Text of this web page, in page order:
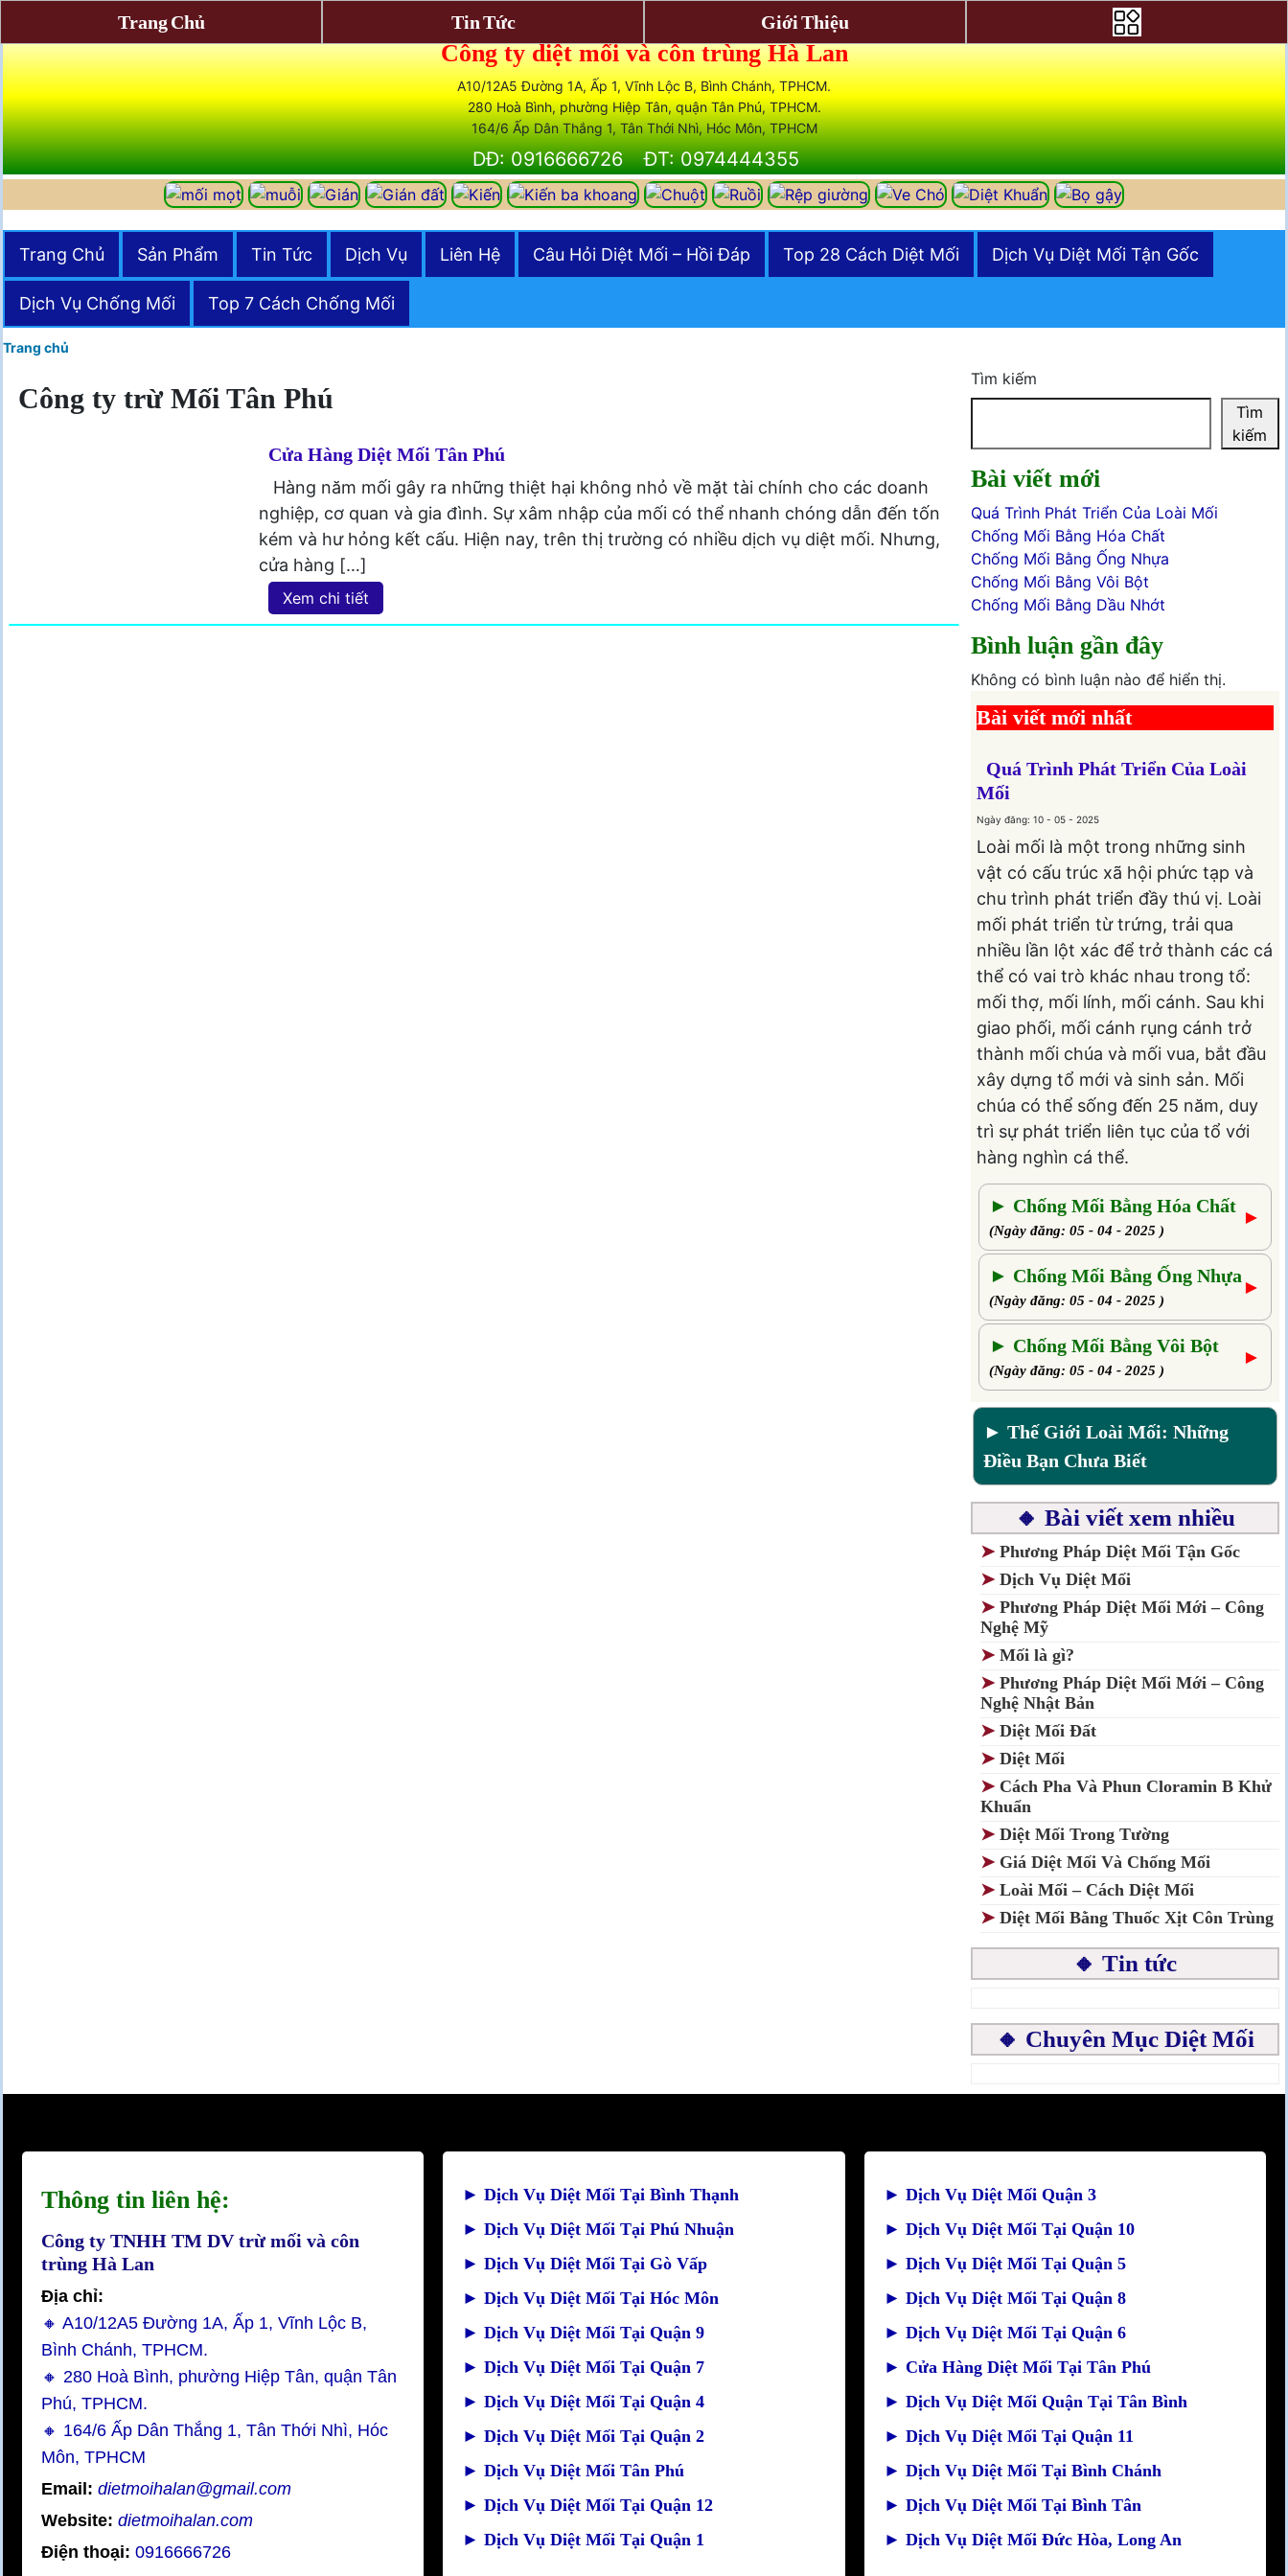
Công ty diệt mối và côn trùng Hà Lan
A10/12A5 Đường 1A, Ấp 1, Vĩnh Lộc B, Bình Chánh, TPHCM.
280 Hoà Bình, phường Hiệp Tân, quận Tân Phú, TPHCM.
164/6 Ấp Dân Thắng 1, Tân Thới Nhì, Hóc Môn, TPHCM
DĐ: 0916666726 ĐT: 0974444355
Trang Chủ Sản Phẩm Tin Tức Dịch Vụ Liên Hệ Câu Hỏi Diệt Mối – Hồi Đáp Top 28 Cách Diệt Mối Dịch Vụ Diệt Mối Tận Gốc
Dịch Vụ Chống Mối Top 7 Cách Chống Mối
Trang chủ
Công ty trừ Mối Tân Phú
Cửa Hàng Diệt Mối Tân Phú
Hàng năm mối gây ra những thiệt hại không nhỏ về mặt tài chính cho các doanh
nghiệp, cơ quan và gia đình. Sự xâm nhập của mối có thể nhanh chóng dẫn đến tốn
kém và hư hỏng kết cấu. Hiện nay, trên thị trường có nhiều dịch vụ diệt mối. Nhưng,
cửa hàng […]
Xem chi tiết
Tìm kiếm
Tìm
kiếm
Bài viết mới
Quá Trình Phát Triển Của Loài Mối
Chống Mối Bằng Hóa Chất
Chống Mối Bằng Ống Nhựa
Chống Mối Bằng Vôi Bột
Chống Mối Bằng Dầu Nhớt
Bình luận gần đây
Không có bình luận nào để hiển thị.
Bài viết mới nhất
Quá Trình Phát Triển Của Loài
Mối
Ngày đăng: 10 - 05 - 2025
Loài mối là một trong những sinh
vật có cấu trúc xã hội phức tạp và
chu trình phát triển đầy thú vị. Loài
mối phát triển từ trứng, trải qua
nhiều lần lột xác để trở thành các cá
thể có vai trò khác nhau trong tổ:
mối thợ, mối lính, mối cánh. Sau khi
giao phối, mối cánh rụng cánh trở
thành mối chúa và mối vua, bắt đầu
xây dựng tổ mới và sinh sản. Mối
chúa có thể sống đến 25 năm, duy
trì sự phát triển liên tục của tổ với
hàng nghìn cá thể.
► Chống Mối Bằng Hóa Chất
(Ngày đăng: 05 - 04 - 2025 )
►
► Chống Mối Bằng Ống Nhựa
(Ngày đăng: 05 - 04 - 2025 )
►
► Chống Mối Bằng Vôi Bột
(Ngày đăng: 05 - 04 - 2025 )
►
► Thế Giới Loài Mối: Những
Điều Bạn Chưa Biết
🔸 Bài viết xem nhiều
➤ Phương Pháp Diệt Mối Tận Gốc
➤ Dịch Vụ Diệt Mối
➤ Phương Pháp Diệt Mối Mới – Công
Nghệ Mỹ
➤ Mối là gì?
➤ Phương Pháp Diệt Mối Mới – Công
Nghệ Nhật Bản
➤ Diệt Mối Đất
➤ Diệt Mối
➤ Cách Pha Và Phun Cloramin B Khử
Khuẩn
➤ Diệt Mối Trong Tường
➤ Giá Diệt Mối Và Chống Mối
➤ Loài Mối – Cách Diệt Mối
➤ Diệt Mối Bằng Thuốc Xịt Côn Trùng
🔸 Tin tức
🔸 Chuyên Mục Diệt Mối
Thông tin liên hệ:
Công ty TNHH TM DV trừ mối và côn
trùng Hà Lan
Địa chỉ:
🔸 A10/12A5 Đường 1A, Ấp 1, Vĩnh Lộc B,
Bình Chánh, TPHCM.
🔸 280 Hoà Bình, phường Hiệp Tân, quận Tân
Phú, TPHCM.
🔸 164/6 Ấp Dân Thắng 1, Tân Thới Nhì, Hóc
Môn, TPHCM
Email: dietmoihalan@gmail.com
Website: dietmoihalan.com
Điện thoại: 0916666726
►Dịch Vụ Diệt Mối Tại Bình Thạnh
►Dịch Vụ Diệt Mối Tại Phú Nhuận
►Dịch Vụ Diệt Mối Tại Gò Vấp
►Dịch Vụ Diệt Mối Tại Hóc Môn
►Dịch Vụ Diệt Mối Tại Quận 9
►Dịch Vụ Diệt Mối Tại Quận 7
►Dịch Vụ Diệt Mối Tại Quận 4
►Dịch Vụ Diệt Mối Tại Quận 2
►Dịch Vụ Diệt Mối Tân Phú
►Dịch Vụ Diệt Mối Tại Quận 12
►Dịch Vụ Diệt Mối Tại Quận 1
► Dịch Vụ Diệt Mối Quận 3
► Dịch Vụ Diệt Mối Tại Quận 10
► Dịch Vụ Diệt Mối Tại Quận 5
► Dịch Vụ Diệt Mối Tại Quận 8
► Dịch Vụ Diệt Mối Tại Quận 6
► Cửa Hàng Diệt Mối Tại Tân Phú
► Dịch Vụ Diệt Mối Quận Tại Tân Bình
► Dịch Vụ Diệt Mối Tại Quận 11
► Dịch Vụ Diệt Mối Tại Bình Chánh
► Dịch Vụ Diệt Mối Tại Bình Tân
► Dịch Vụ Diệt Mối Đức Hòa, Long An
Trang Chủ Tin Tức Giới Thiệu